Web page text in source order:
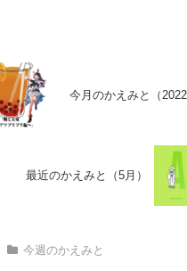
今月のかえみと（2022
最近のかえみと（5月）
今週のかえみと